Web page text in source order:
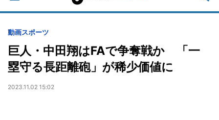
動画スポーツ
巨人・中田翔はFAで争奪戦か 「一
塁守る長距離砲」が稀少価値に
2023.11.02 15:02